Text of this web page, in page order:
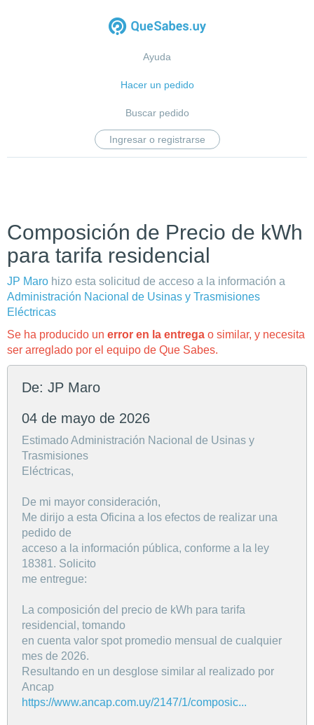
Ayuda
Hacer un pedido
Buscar pedido
Ingresar o registrarse
Composición de Precio de kWh
para tarifa residencial
JP Maro hizo esta solicitud de acceso a la información a
Administración Nacional de Usinas y Trasmisiones
Eléctricas
Se ha producido un error en la entrega o similar, y necesita
ser arreglado por el equipo de Que Sabes.
De: JP Maro
04 de mayo de 2026
Estimado Administración Nacional de Usinas y
Trasmisiones
Eléctricas,
De mi mayor consideración,
Me dirijo a esta Oficina a los efectos de realizar una
pedido de
acceso a la información pública, conforme a la ley
18381. Solicito
me entregue:
La composición del precio de kWh para tarifa
residencial, tomando
en cuenta valor spot promedio mensual de cualquier
mes de 2026.
Resultando en un desglose similar al realizado por
Ancap
https://www.ancap.com.uy/2147/1/composic...